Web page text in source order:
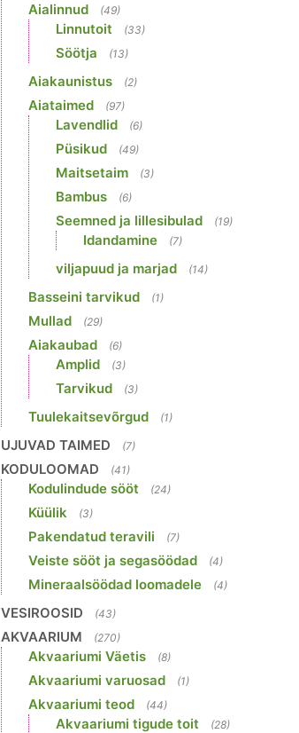
Aialinnud (49)
Linnutoit (33)
Söötja (13)
Aiakaunistus (2)
Aiataimed (97)
Lavendlid (6)
Püsikud (49)
Maitsetaim (3)
Bambus (6)
Seemned ja lillesibulad (19)
Idandamine (7)
viljapuud ja marjad (14)
Basseini tarvikud (1)
Mullad (29)
Aiakaubad (6)
Amplid (3)
Tarvikud (3)
Tuulekaitsevõrgud (1)
UJUVAD TAIMED (7)
KODULOOMAD (41)
Kodulindude sööt (24)
Küülik (3)
Pakendatud teravili (7)
Veiste sööt ja segasöödad (4)
Mineraalsöödad loomadele (4)
VESIROOSID (43)
AKVAARIUM (270)
Akvaariumi Väetis (8)
Akvaariumi varuosad (1)
Akvaariumi teod (44)
Akvaariumi tigude toit (28)